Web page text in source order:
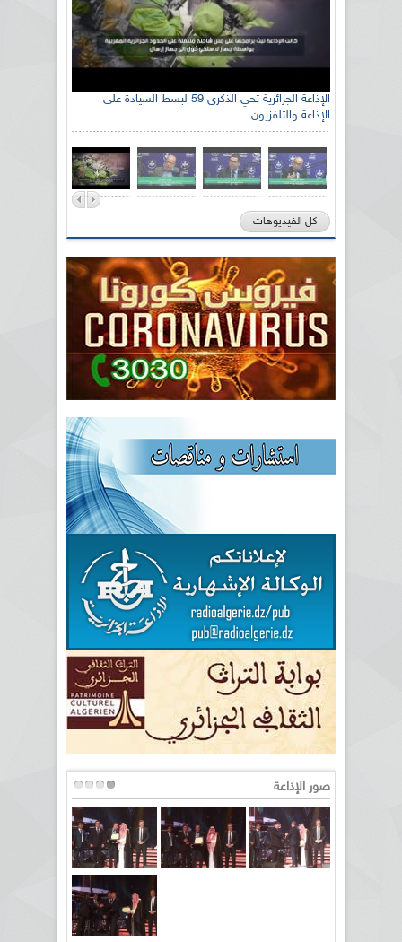
الإذاعة الجزائرية تحي الذكرى 59 لبسط السيادة على
الإذاعة والتلفزيون
كل الفيديوهات
صور الإذاعة